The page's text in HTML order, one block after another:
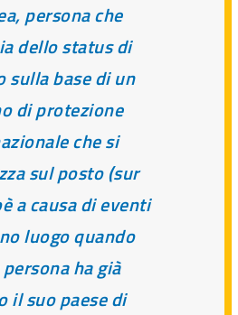
persona che
dello status di
sulla base di un
di protezione
che si
sul posto (sur
a causa di eventi
luogo quando
ha già
il suo paese di